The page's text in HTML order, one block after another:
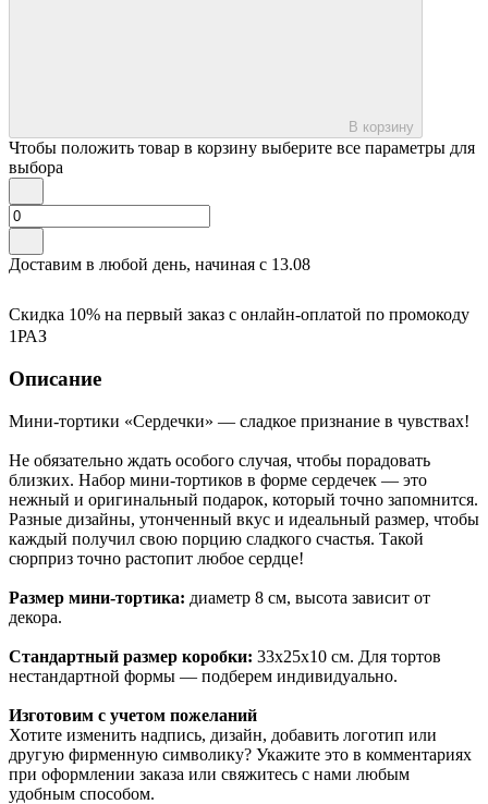
В корзину
Чтобы положить товар в корзину выберите все параметры для
выбора
Доставим в любой день, начиная с 13.08
Скидка 10% на первый заказ с онлайн-оплатой по промокоду
1РАЗ
Описание
Мини-тортики «Сердечки» — сладкое признание в чувствах!
Не обязательно ждать особого случая, чтобы порадовать
близких. Набор мини-тортиков в форме сердечек — это
нежный и оригинальный подарок, который точно запомнится.
Разные дизайны, утонченный вкус и идеальный размер, чтобы
каждый получил свою порцию сладкого счастья. Такой
сюрприз точно растопит любое сердце!
Размер мини-тортика: диаметр 8 см, высота зависит от
декора.
Стандартный размер коробки: 33х25х10 см. Для тортов
нестандартной формы — подберем индивидуально.
Изготовим с учетом пожеланий
Хотите изменить надпись, дизайн, добавить логотип или
другую фирменную символику? Укажите это в комментариях
при оформлении заказа или свяжитесь с нами любым
удобным способом.